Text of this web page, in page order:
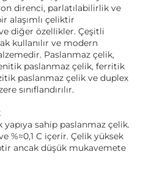
direnci, parlatılabilirlik ve
alaşımlı çeliktir
diğer özellikler. Çeşitli
kullanılır ve modern
Paslanmaz çelik,
paslanmaz çelik, ferritik
paslanmaz çelik ve duplex
sınıflandırılır.
yapıya sahip paslanmaz çelik.
%≈0,1 C içerir. Çelik yüksek
ancak düşük mukavemete